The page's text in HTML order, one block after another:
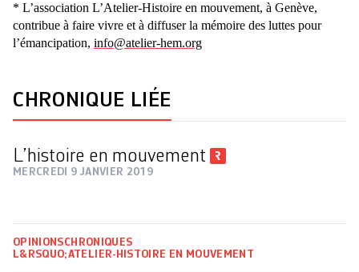
* L’association L’Atelier-Histoire en mouvement, à Genève,
contribue à faire vivre et à diffuser la mémoire des luttes pour
l’émancipation, info@atelier-hem.org
CHRONIQUE LIÉE
L’histoire en mouvement
MERCREDI 9 JANVIER 2019
OPINIONSCHRONIQUES
L&RSQUO;ATELIER-HISTOIRE EN MOUVEMENT